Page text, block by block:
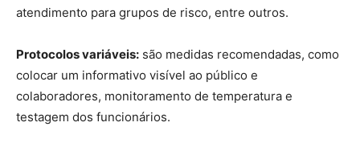
atendimento para grupos de risco, entre outros.
Protocolos variáveis: são medidas recomendadas, como
colocar um informativo visível ao público e
colaboradores, monitoramento de temperatura e
testagem dos funcionários.